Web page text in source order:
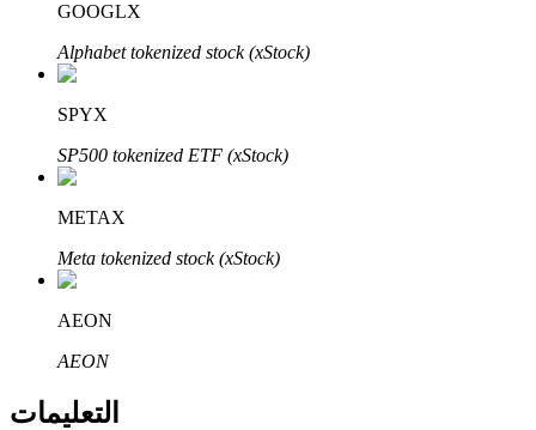
شركاء بيترو
شركاء Bitrue
GOOGLX
Alphabet tokenized stock (xStock)
SPYX
SP500 tokenized ETF (xStock)
METAX
Meta tokenized stock (xStock)
AEON
AEON
التعليمات